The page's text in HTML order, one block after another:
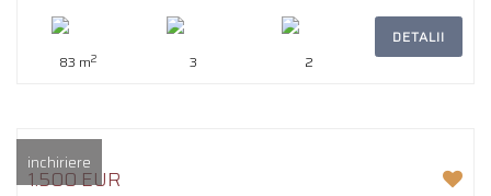
83 m2 3 2
DETALII
inchiriere
1.500 EUR